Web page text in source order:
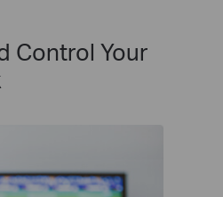
Control Your